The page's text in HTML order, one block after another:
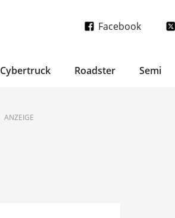
Facebook
Cybertruck Roadster Semi
ANZEIGE